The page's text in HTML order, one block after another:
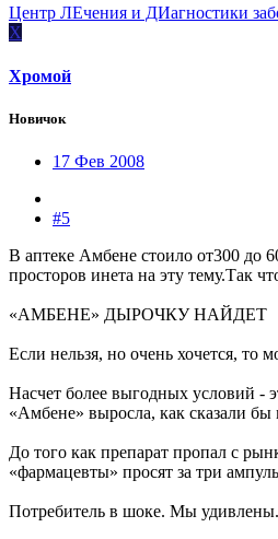
Центр ЛЕчения и ДИагностики
Х
Хромой
Новичок
17 Фев 2008
#5
В аптеке Амбене стоило от300 до
просторов инета на эту тему.Так
«АМБЕНЕ» ДЫРОЧКУ НАЙДЕТ
Если нельзя, но очень хочется, то
Насчет более выгодных условий -
«Амбене» выросла, как сказали
До того как препарат пропал с
«фармацевты» просят за три
Потребитель в шоке. Мы удивлены.